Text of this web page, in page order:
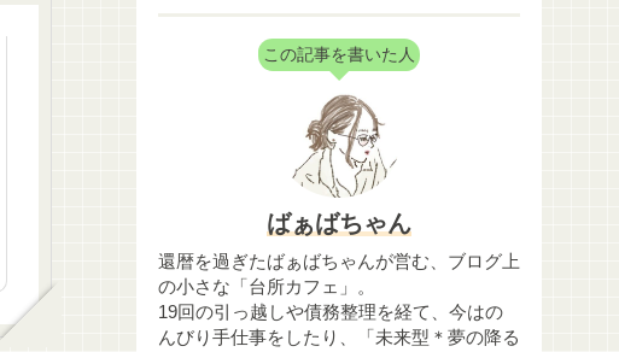
この記事を書いた人
ばぁばちゃん
還暦を過ぎたばぁばちゃんが営む、ブログ上
の小さな「台所カフェ」。
19回の引っ越しや債務整理を経て、今はの
んびり手仕事をしたり、「未来型＊夢の降る